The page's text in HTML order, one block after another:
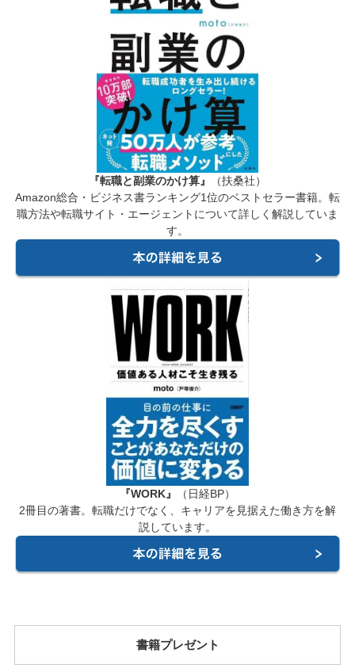
『転職と副業のかけ算』
（扶桑社）
Amazon総合・ビジネス書ランキング1位のベストセラー書籍。転
職方法や転職サイト・エージェントについて詳しく解説していま
す。
『WORK』
（日経BP）
2冊目の著書。転職だけでなく、キャリアを見据えた働き方を解
説しています。
書籍プレゼント